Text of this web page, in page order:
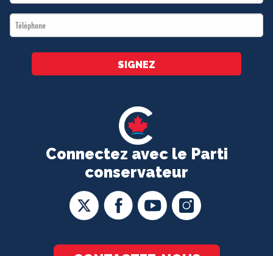
Connectez avec le Parti
conservateur
*
Téléphone
*
SIGNEZ